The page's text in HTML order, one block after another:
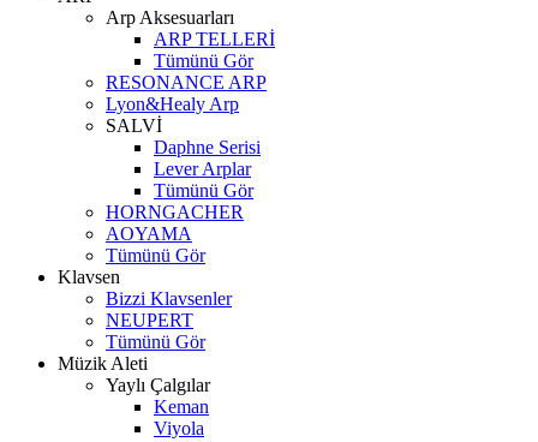
Arp Aksesuarları
ARP TELLERİ
Tümünü Gör
RESONANCE ARP
Lyon&Healy Arp
SALVİ
Daphne Serisi
Lever Arplar
Tümünü Gör
HORNGACHER
AOYAMA
Tümünü Gör
Klavsen
Bizzi Klavsenler
NEUPERT
Tümünü Gör
Müzik Aleti
Yaylı Çalgılar
Keman
Viyola